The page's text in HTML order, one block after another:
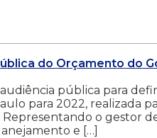
do Orçamento do
pública para
para 2022, realizada
o gestor
e […]